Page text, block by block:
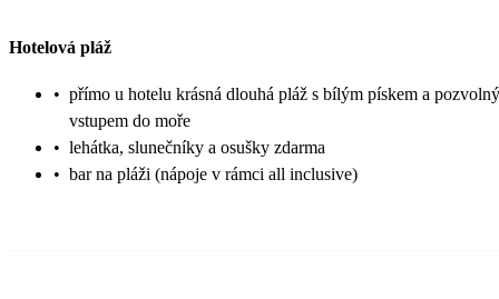
Hotelová pláž
• přímo u hotelu krásná dlouhá pláž s bílým pískem a
vstupem do moře
• lehátka, slunečníky a osušky zdarma
• bar na pláži (nápoje v rámci all inclusive)